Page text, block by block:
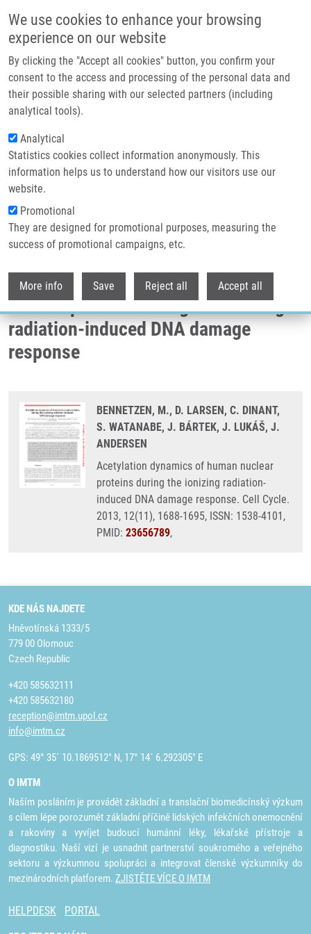
We use cookies to enhance your browsing
experience on our website
By clicking the "Accept all cookies" button, you confirm your
consent to the access and processing of the personal data and
their possible sharing with our selected partners (including
analytical tools).
Analytical
Statistics cookies collect information anonymously. This
information helps us to understand how our visitors use our
website.
Promotional
They are designed for promotional purposes, measuring the
success of promotional campaigns, etc.
More info Save Reject all Accept all
Header image
Drobečková navigace
Domů
Acetylation Dynamics Of Human Nuclear Proteins During The Ionizing
Radiation-induced DNA Damage Response
Acetylation dynamics of human
nuclear proteins during the ionizing
radiation-induced DNA damage
response
BENNETZEN, M., D. LARSEN, C. DINANT,
S. WATANABE, J. BÁRTEK, J. LUKÁŠ, J.
ANDERSEN
Acetylation dynamics of human nuclear
proteins during the ionizing radiation-
induced DNA damage response. Cell Cycle.
2013, 12(11), 1688-1695, ISSN: 1538-4101,
PMID: 23656789,
KDE NÁS NAJDETE
Hněvotínská 1333/5
779 00 Olomouc
Czech Republic
+420 585632111
+420 585632180
reception@imtm.upol.cz
info@imtm.cz
GPS: 49° 35´ 10.1869512" N, 17° 14´ 6.292305" E
O IMTM
Naším posláním je provádět základní a translační biomedicínský výzkum
s cílem lépe porozumět základní příčině lidských infekčních onemocnění
a rakoviny a vyvíjet budoucí humánní léky, lékařské přístroje a
diagnostiku. Naší vizí je usnadnit partnerství soukromého a veřejného
sektoru a výzkumnou spolupráci a integrovat členské výzkumníky do
mezinárodních platforem. ZJISTĚTE VÍCE O IMTM
HELPDESK PORTAL